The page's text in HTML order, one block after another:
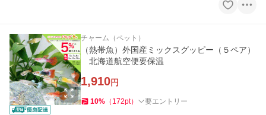
チャーム（ペット）
（熱帯魚）外国産ミックスグッピー（５ペア）
北海道航空便要保温
1,910円
10% （ 172pt） 要エントリー